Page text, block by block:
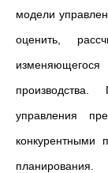
модели
оценить,
управления
конкурентными
планирования.